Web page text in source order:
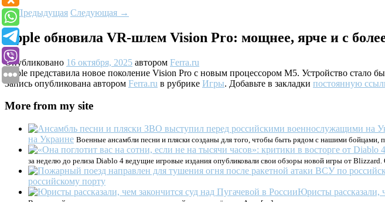
←Предыдущая Следующая →
Apple обновила VR-шлем Vision Pro: мощнее, ярче и с
Опубликовано 16 октября, 2025 автором Ferra.ru
Apple представила новое поколение Vision Pro с новым процессором M5. Устройство стало
Запись опубликована автором Ferra.ru в рубрике Игры. Добавьте в закладки постоянную
More from my site
на Украине Военные ансамбли песни и пляски созданы для того, чтобы быть рядом с нашими
за неделю до релиза Diablo 4 ведущие игровые издания опубликовали свои обзоры новой игры от
российскому порту
Юристы рассказали,